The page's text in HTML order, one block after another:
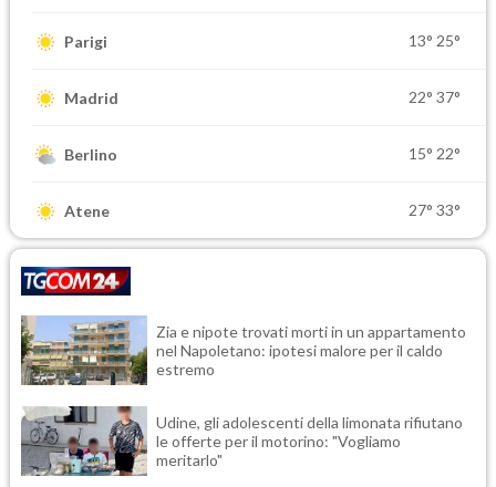
Parigi 13° 25°
Madrid 22° 37°
Berlino 15° 22°
Atene 27° 33°
Zia e nipote trovati morti in un appartamento
nel Napoletano: ipotesi malore per il caldo
estremo
Udine, gli adolescenti della limonata rifiutano
le offerte per il motorino: "Vogliamo
meritarlo"